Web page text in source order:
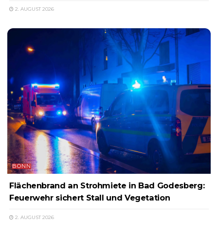
2. AUGUST 2026
BONN
Flächenbrand an Strohmiete in Bad Godesberg:
Feuerwehr sichert Stall und Vegetation
2. AUGUST 2026